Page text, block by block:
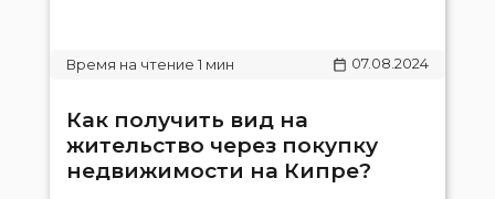
07.08.2024
Как получить вид на
жительство через покупку
недвижимости на Кипре?